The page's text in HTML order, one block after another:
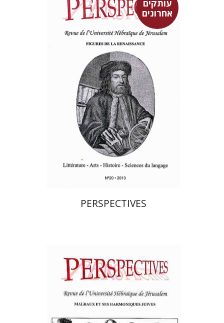
עותקים
אחרונים
פרננד ברטפלד
$23
PERSPECTIVES
פרננד ברטפלד